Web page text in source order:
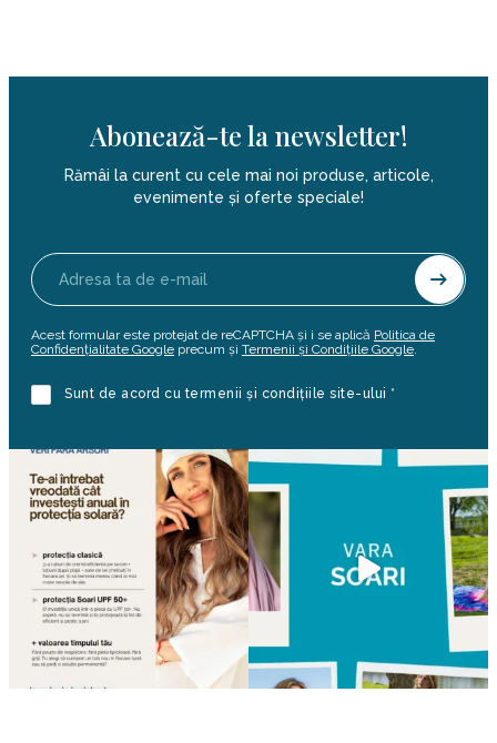
Abonează-te la newsletter!
Rămâi la curent cu cele mai noi produse, articole,
evenimente și oferte speciale!
Acest formular este protejat de reCAPTCHA și i se aplică Politica de
Confidențialitate Google precum și Termenii și Condițiile Google.
Sunt de acord cu termenii și condițiile site-ului *